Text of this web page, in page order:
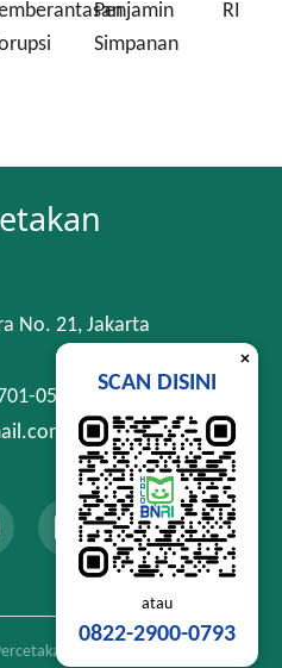
Penjamin
Simpanan
No. 21, Jakarta
05
Negara RI
×
SCAN DISINI
atau
0822-2900-0793